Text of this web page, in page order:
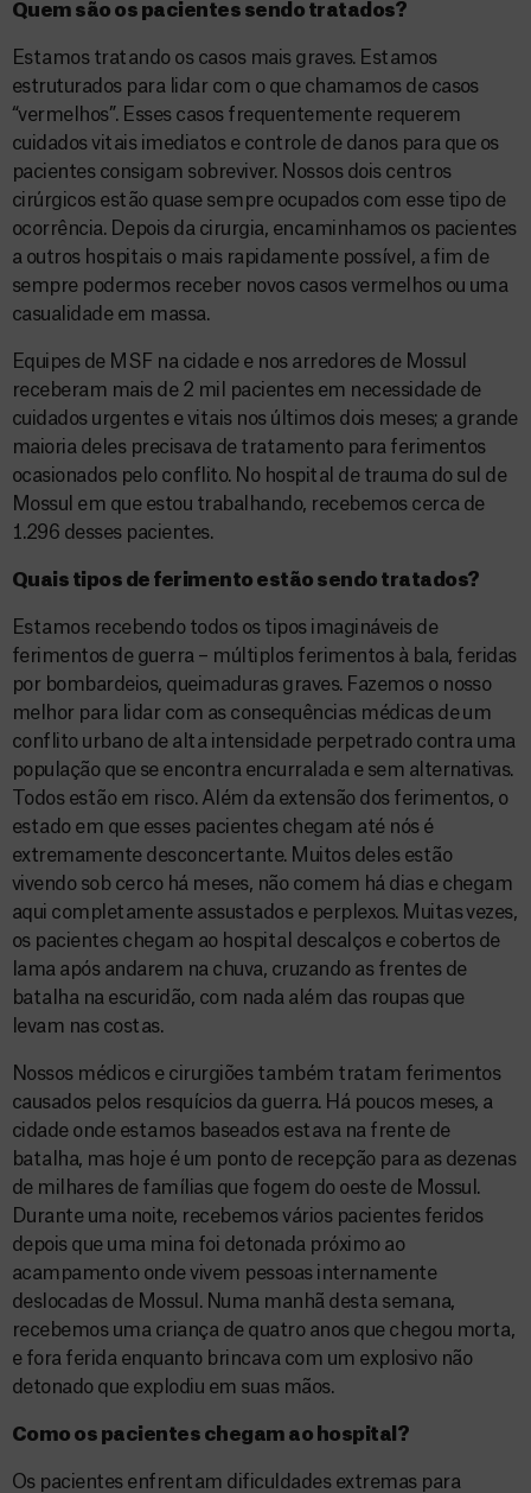
Quem são os pacientes sendo tratados?
Estamos tratando os casos mais graves. Estamos
estruturados para lidar com o que chamamos de casos
“vermelhos”. Esses casos frequentemente requerem
cuidados vitais imediatos e controle de danos para que os
pacientes consigam sobreviver. Nossos dois centros
cirúrgicos estão quase sempre ocupados com esse tipo de
ocorrência. Depois da cirurgia, encaminhamos os pacientes
a outros hospitais o mais rapidamente possível, a fim de
sempre podermos receber novos casos vermelhos ou uma
casualidade em massa.
Equipes de MSF na cidade e nos arredores de Mossul
receberam mais de 2 mil pacientes em necessidade de
cuidados urgentes e vitais nos últimos dois meses; a grande
maioria deles precisava de tratamento para ferimentos
ocasionados pelo conflito. No hospital de trauma do sul de
Mossul em que estou trabalhando, recebemos cerca de
1.296 desses pacientes.
Quais tipos de ferimento estão sendo tratados?
Estamos recebendo todos os tipos imagináveis de
ferimentos de guerra – múltiplos ferimentos à bala, feridas
por bombardeios, queimaduras graves. Fazemos o nosso
melhor para lidar com as consequências médicas de um
conflito urbano de alta intensidade perpetrado contra uma
população que se encontra encurralada e sem alternativas.
Todos estão em risco. Além da extensão dos ferimentos, o
estado em que esses pacientes chegam até nós é
extremamente desconcertante. Muitos deles estão
vivendo sob cerco há meses, não comem há dias e chegam
aqui completamente assustados e perplexos. Muitas vezes,
os pacientes chegam ao hospital descalços e cobertos de
lama após andarem na chuva, cruzando as frentes de
batalha na escuridão, com nada além das roupas que
levam nas costas.
Nossos médicos e cirurgiões também tratam ferimentos
causados pelos resquícios da guerra. Há poucos meses, a
cidade onde estamos baseados estava na frente de
batalha, mas hoje é um ponto de recepção para as dezenas
de milhares de famílias que fogem do oeste de Mossul.
Durante uma noite, recebemos vários pacientes feridos
depois que uma mina foi detonada próximo ao
acampamento onde vivem pessoas internamente
deslocadas de Mossul. Numa manhã desta semana,
recebemos uma criança de quatro anos que chegou morta,
e fora ferida enquanto brincava com um explosivo não
detonado que explodiu em suas mãos.
Como os pacientes chegam ao hospital?
Os pacientes enfrentam dificuldades extremas para